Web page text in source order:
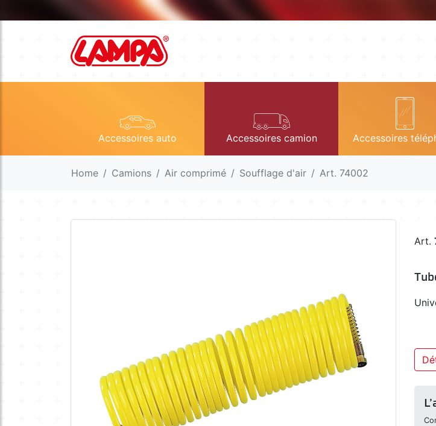
Accessoires auto Accessoires camion Accessoires
Home Camions Air comprimé Soufflage d'air Art. 74002
Art.